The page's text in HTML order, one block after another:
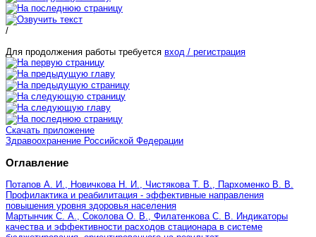
/
Для продолжения работы требуется вход / регистрация
Скачать приложение
Здравоохранение Российской Федерации
Оглавление
Потапов А. И., Новичкова Н. И., Чистякова Т. В., Пархоменко В. В.
Профилактика и реабилитация - эффективные направления
повышения уровня здоровья населения
Мартынчик С. А., Соколова О. В., Филатенкова С. В. Индикаторы
качества и эффективности расходов стационара в системе